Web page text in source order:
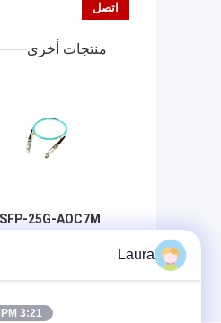
منتجات أخرى
Laura
3:21 PM